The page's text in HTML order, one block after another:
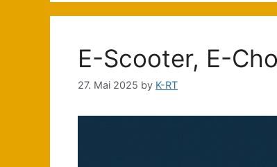
E-Scooter, E-
27. Mai 2025 by K-RT